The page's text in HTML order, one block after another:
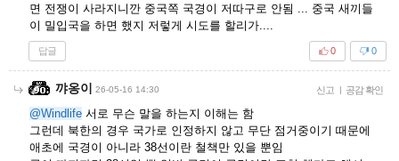
면 전쟁이 사라지니깐 중국쪽 국경이 저따구로 안됨 ... 중국 새끼들
이 밀입국을 하면 했지 저렇게 시도를 할리가....
답글 0
0
꺄옹이 26-05-16 14:30 신고 | 공감 확인
@Windlife 서로 무슨 말을 하는지 이해는 함
그런데 북한의 경우 국가로 인정하지 않고 무단 점거중이기 때문에
애초에 국경이 아니라 38선이란 철책만 있을 뿐임